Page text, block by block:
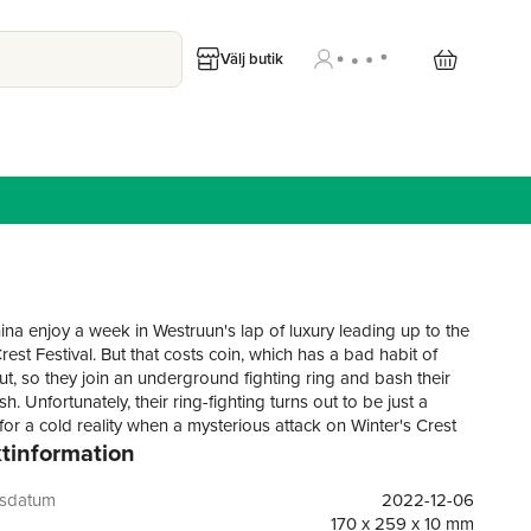
Välj butik
enjoy a week in Westruun's lap of luxury leading up to the
Festival. But that costs coin, which has a bad habit of
so they join an underground fighting ring and bash their
Unfortunately, their ring-fighting turns out to be just a
a cold reality when a mysterious attack on Winter's Crest
the whole town magically frozen - including one of
than they first realised! Prepare for more misadventure with
Critical Role: Vox Machina Origins, from the New York Times
2022-12-06
170 x 259 x 10 mm